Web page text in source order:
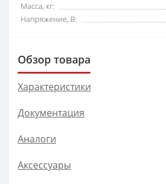
Масса, кг:
Напряжение, В:
Обзор товара
Характеристики
Документация
Аналоги
Аксессуары